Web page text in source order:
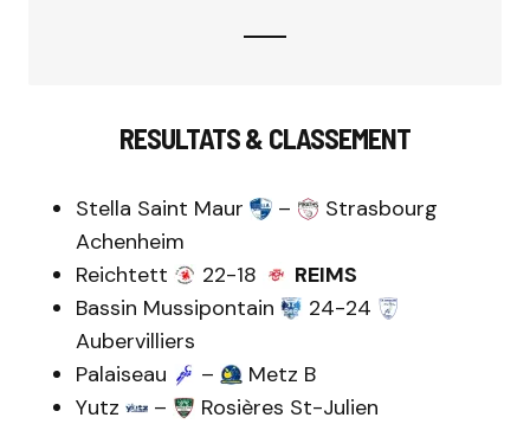
RESULTATS & CLASSEMENT
Stella Saint Maur –
Strasbourg
Achenheim
Reichtett
22-18
REIMS
Bassin Mussipontain
24-24
Aubervilliers
Palaiseau
–
Metz B
Yutz
–
Rosières St-Julien